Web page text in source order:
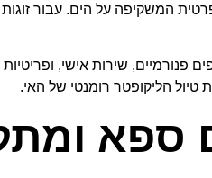
שירות אישי, ופריטיות
הליקופטר רומנטי של האי.
ספא